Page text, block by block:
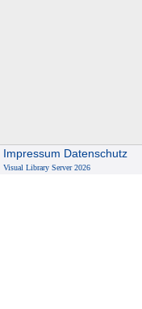
Impressum Datenschutz
Visual Library Server 2026